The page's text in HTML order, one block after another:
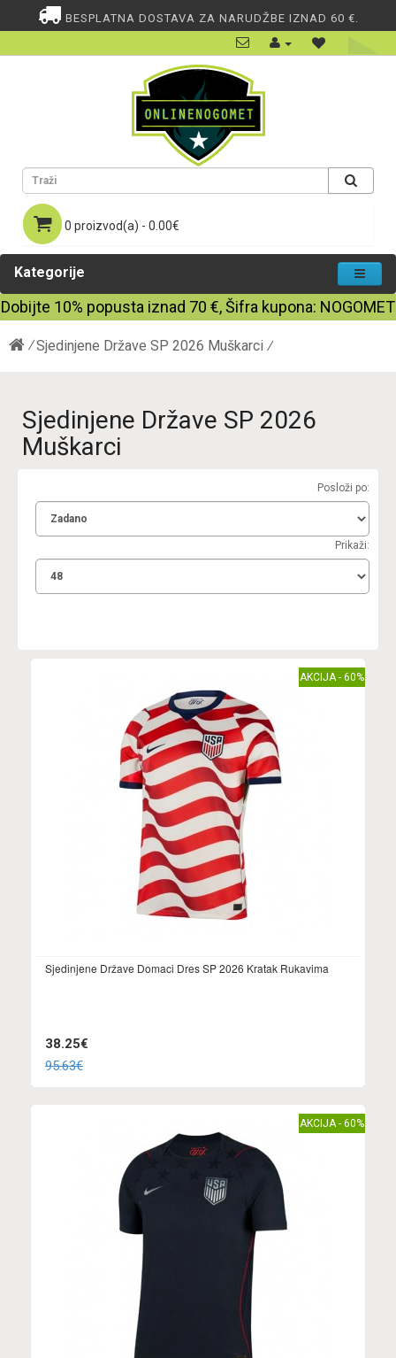
BESPLATNA DOSTAVA ZA NARUDŽBE IZNAD 60 €.
0 proizvod(a) - 0.00€
Kategorije
Dobijte 10% popusta iznad 70 €, Šifra kupona: NOGOMET
Sjedinjene Države SP 2026 Muškarci
Sjedinjene Države SP 2026
Muškarci
Posloži po:
Prikaži:
AKCIJA - 60%
Sjedinjene Države Domaci Dres SP 2026 Kratak Rukavima
38.25€
95.63€
AKCIJA - 60%